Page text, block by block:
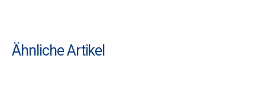
Ähnliche Artikel